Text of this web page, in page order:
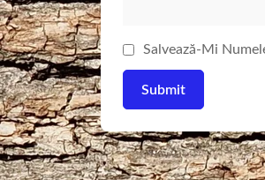
Salvează-Mi